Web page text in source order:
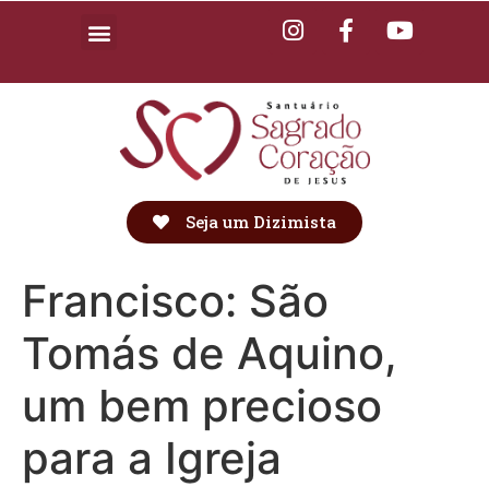
Seja um Dizimista
Francisco: São
Tomás de Aquino,
um bem precioso
para a Igreja